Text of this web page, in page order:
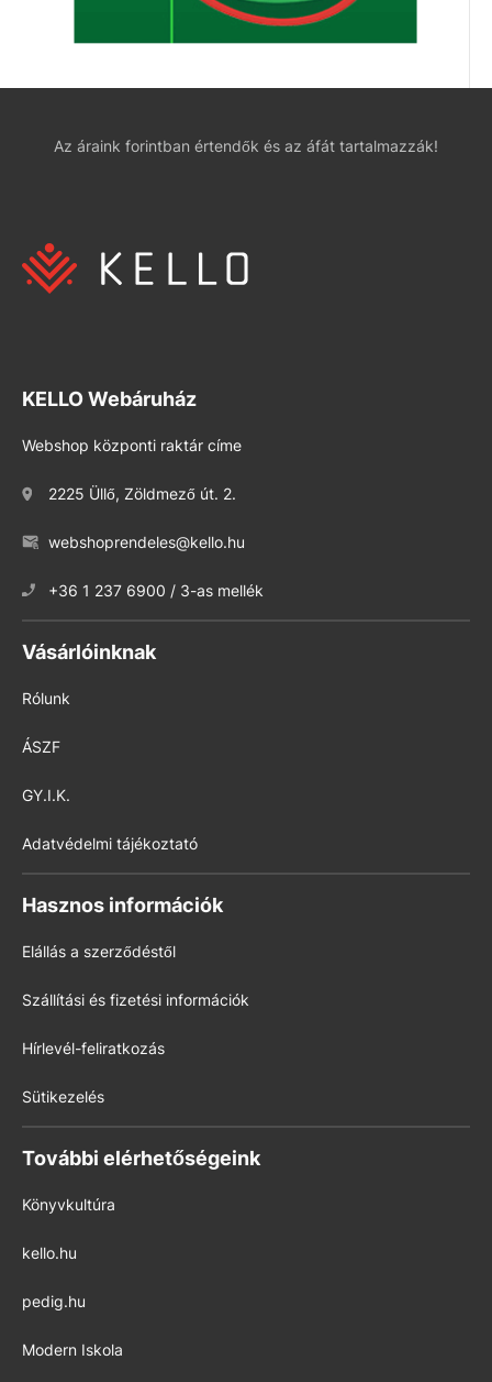
Az áraink forintban értendők és az áfát tartalmazzák!
KELLO Webáruház
Webshop központi raktár címe
2225 Üllő, Zöldmező út. 2.
webshoprendeles@kello.hu
+36 1 237 6900 / 3-as mellék
Vásárlóinknak
Rólunk
ÁSZF
GY.I.K.
Adatvédelmi tájékoztató
Hasznos információk
Elállás a szerződéstől
Szállítási és fizetési információk
Hírlevél-feliratkozás
Sütikezelés
További elérhetőségeink
Könyvkultúra
kello.hu
pedig.hu
Modern Iskola